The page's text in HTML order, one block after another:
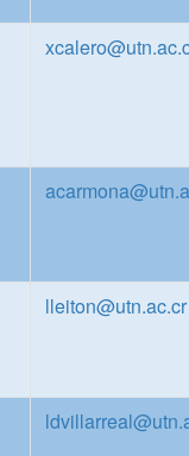
lleiton@utn.ac.cr